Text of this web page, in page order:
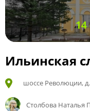
Ильинская
шоссе Революции,
Столбова Наталья